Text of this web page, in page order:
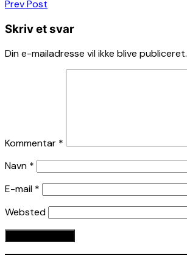
Indlægsnavigation
Prev Post
Skriv et svar
Din e-mailadresse vil ikke blive publiceret.
Kommentar *
Navn *
E-mail *
Websted